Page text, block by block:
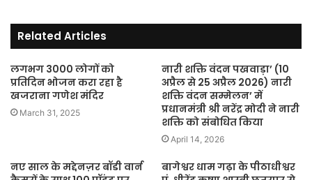
Related Articles
लगभग 3000 लोगों को
प्रतिदिन भोजन करा रहा है
खजराना गणेश मंदिर
March 31, 2025
नारी शक्ति वंदन पखवाड़ा’ (10
अप्रैल से 25 अप्रैल 2026) नारी
शक्ति वंदन सम्मेलन’ में
प्रधानमंत्री श्री नरेंद्र मोदी ने नारी
शक्ति को संबोधित किया
April 14, 2026
नए साल के मद्देनज़र बॉडी वार्न
बागेश्वर धाम गढ़ा के पीठाधीश्वर